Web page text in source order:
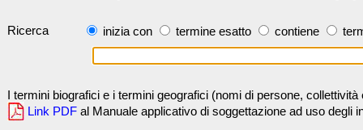
Ricerca inizia con termine esatto contiene
I termini biografici e i termini geografici (nomi di persone,
Link PDF al Manuale applicativo di soggettazione ad uso degli